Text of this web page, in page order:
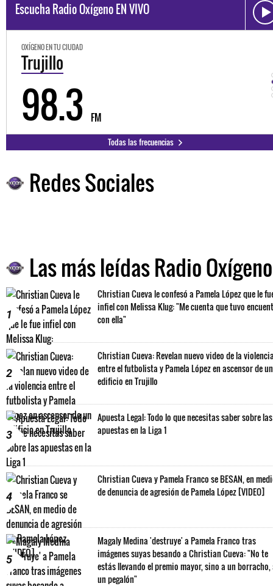
Escucha Radio Oxígeno EN VIVO
OXÍGENO EN TU CIUDAD
Trujillo
98.3 FM
Todas las frecuencias
Redes Sociales
Las más leídas Radio Oxígeno
1
Christian Cueva le confesó a Pamela López que le
infiel con Melissa Klug: "Me cuenta que tuvo
con ella"
2
Christian Cueva: Revelan nuevo video de la
entre el futbolista y Pamela López en ascensor de un
edificio en Trujillo
3
Apuesta Legal: Todo lo que necesitas saber sobre las
apuestas en la Liga 1
4
Christian Cueva y Pamela Franco se BESAN, en
de denuncia de agresión de Pamela López [VIDEO]
5
Magaly Medina 'destruye' a Pamela Franco tras
imágenes suyas besando a Christian Cueva: "No te
estás llevando el premio mayor, sino a un borracho,
un pegalón"